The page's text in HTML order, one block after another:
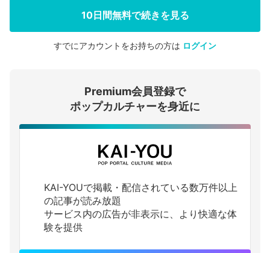
会員登録する
ログインする
10日間無料で続きを見る
すでにアカウントをお持ちの方は ログイン
Premium会員登録で
ポップカルチャーを身近に
KAI-YOUで掲載・配信されている数万件以上
の記事が読み放題
サービス内の広告が非表示に、より快適な体
験を提供